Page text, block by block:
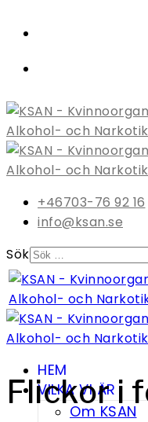
+46703-76 92 16
info@ksan.se
Sök
HEM
VILKA VI ÄR
Om KSAN
Flickor i